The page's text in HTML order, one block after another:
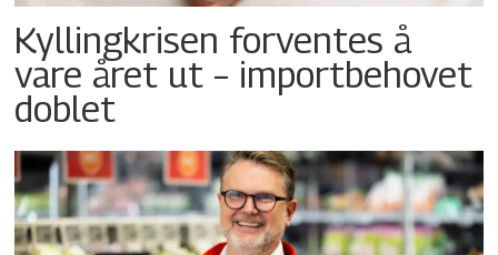
Kyllingkrisen forventes å
vare året ut – importbehovet
doblet